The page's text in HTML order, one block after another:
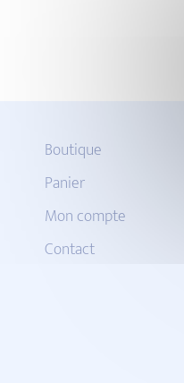
Boutique
Panier
Mon compte
Contact